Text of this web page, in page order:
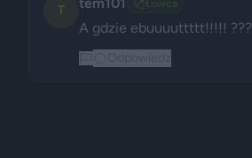
T 🏹 Łowca
A gdzie ebuuuuttttt!!!!! ???